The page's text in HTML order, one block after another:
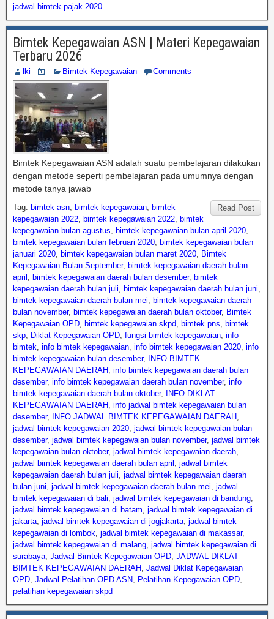
jadwal bimtek pajak 2020
Bimtek Kepegawaian ASN | Materi Kepegawaian
Terbaru 2026
lki Bimtek Kepegawaian Comments
Bimtek Kepegawaian ASN adalah suatu pembelajaran dilakukan
dengan metode seperti pembelajaran pada umumnya dengan
metode tanya jawab
Read Post
Tag: bimtek asn, bimtek kepegawaian, bimtek
kepegawaian 2022, bimtek kepegawaian 2022, bimtek
kepegawaian bulan agustus, bimtek kepegawaian bulan april 2020,
bimtek kepegawaian bulan februari 2020, bimtek kepegawaian bulan
januari 2020, bimtek kepegawaian bulan maret 2020, Bimtek
Kepegawaian Bulan September, bimtek kepegawaian daerah bulan
april , bimtek kepegawaian daerah bulan desember, bimtek
kepegawaian daerah bulan juli, bimtek kepegawaian daerah bulan juni,
bimtek kepegawaian daerah bulan mei, bimtek kepegawaian daerah
bulan november, bimtek kepegawaian daerah bulan oktober, Bimtek
Kepegawaian OPD, bimtek kepegawaian skpd, bimtek pns, bimtek
skp, Diklat Kepegawaian OPD, fungsi bimtek kepegawaian, info
bimtek, info bimtek kepegawaian, info bimtek kepegawaian 2020, info
bimtek kepegawaian bulan desember,
INFO BIMTEK
KEPEGAWAIAN DAERAH, info bimtek kepegawaian daerah bulan
desember, info bimtek kepegawaian daerah bulan november, info
bimtek kepegawaian daerah bulan oktober,
INFO DIKLAT
KEPEGAWAIAN DAERAH, info jadwal bimtek kepegawaian bulan
desember, INFO JADWAL BIMTEK KEPEGAWAIAN DAERAH,
jadwal bimtek kepegawaian 2020, jadwal bimtek kepegawaian bulan
desember, jadwal bimtek kepegawaian bulan november, jadwal bimtek
kepegawaian bulan oktober, jadwal bimtek kepegawaian daerah,
jadwal bimtek kepegawaian daerah bulan april , jadwal bimtek
kepegawaian daerah bulan juli, jadwal bimtek kepegawaian daerah
bulan juni, jadwal bimtek kepegawaian daerah bulan mei, jadwal
bimtek kepegawaian di bali, jadwal bimtek kepegawaian di bandung,
jadwal bimtek kepegawaian di batam, jadwal bimtek kepegawaian di
jakarta, jadwal bimtek kepegawaian di jogjakarta, jadwal bimtek
kepegawaian di lombok, jadwal bimtek kepegawaian di makassar,
jadwal bimtek kepegawaian di malang, jadwal bimtek kepegawaian di
surabaya, Jadwal Bimtek Kepegawaian OPD, JADWAL DIKLAT
BIMTEK KEPEGAWAIAN DAERAH, Jadwal Diklat Kepegawaian
OPD, Jadwal Pelatihan OPD ASN, Pelatihan Kepegawaian OPD,
pelatihan kepegawaian skpd